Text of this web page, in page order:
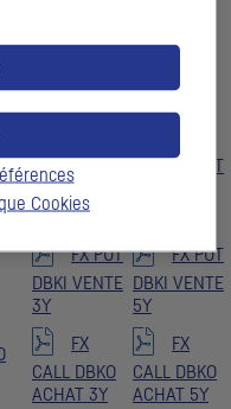
ACHAT 3Y
ACHAT 5Y
DBKI
ACHAT 3Y
FX PUT
FX PUT
DBKI VENTE
3Y
FX PUT
DBKI VENTE
5Y
FX
CALL DBKO
ACHAT 3Y
FX
CALL DBKO
ACHAT 5Y
Cookies